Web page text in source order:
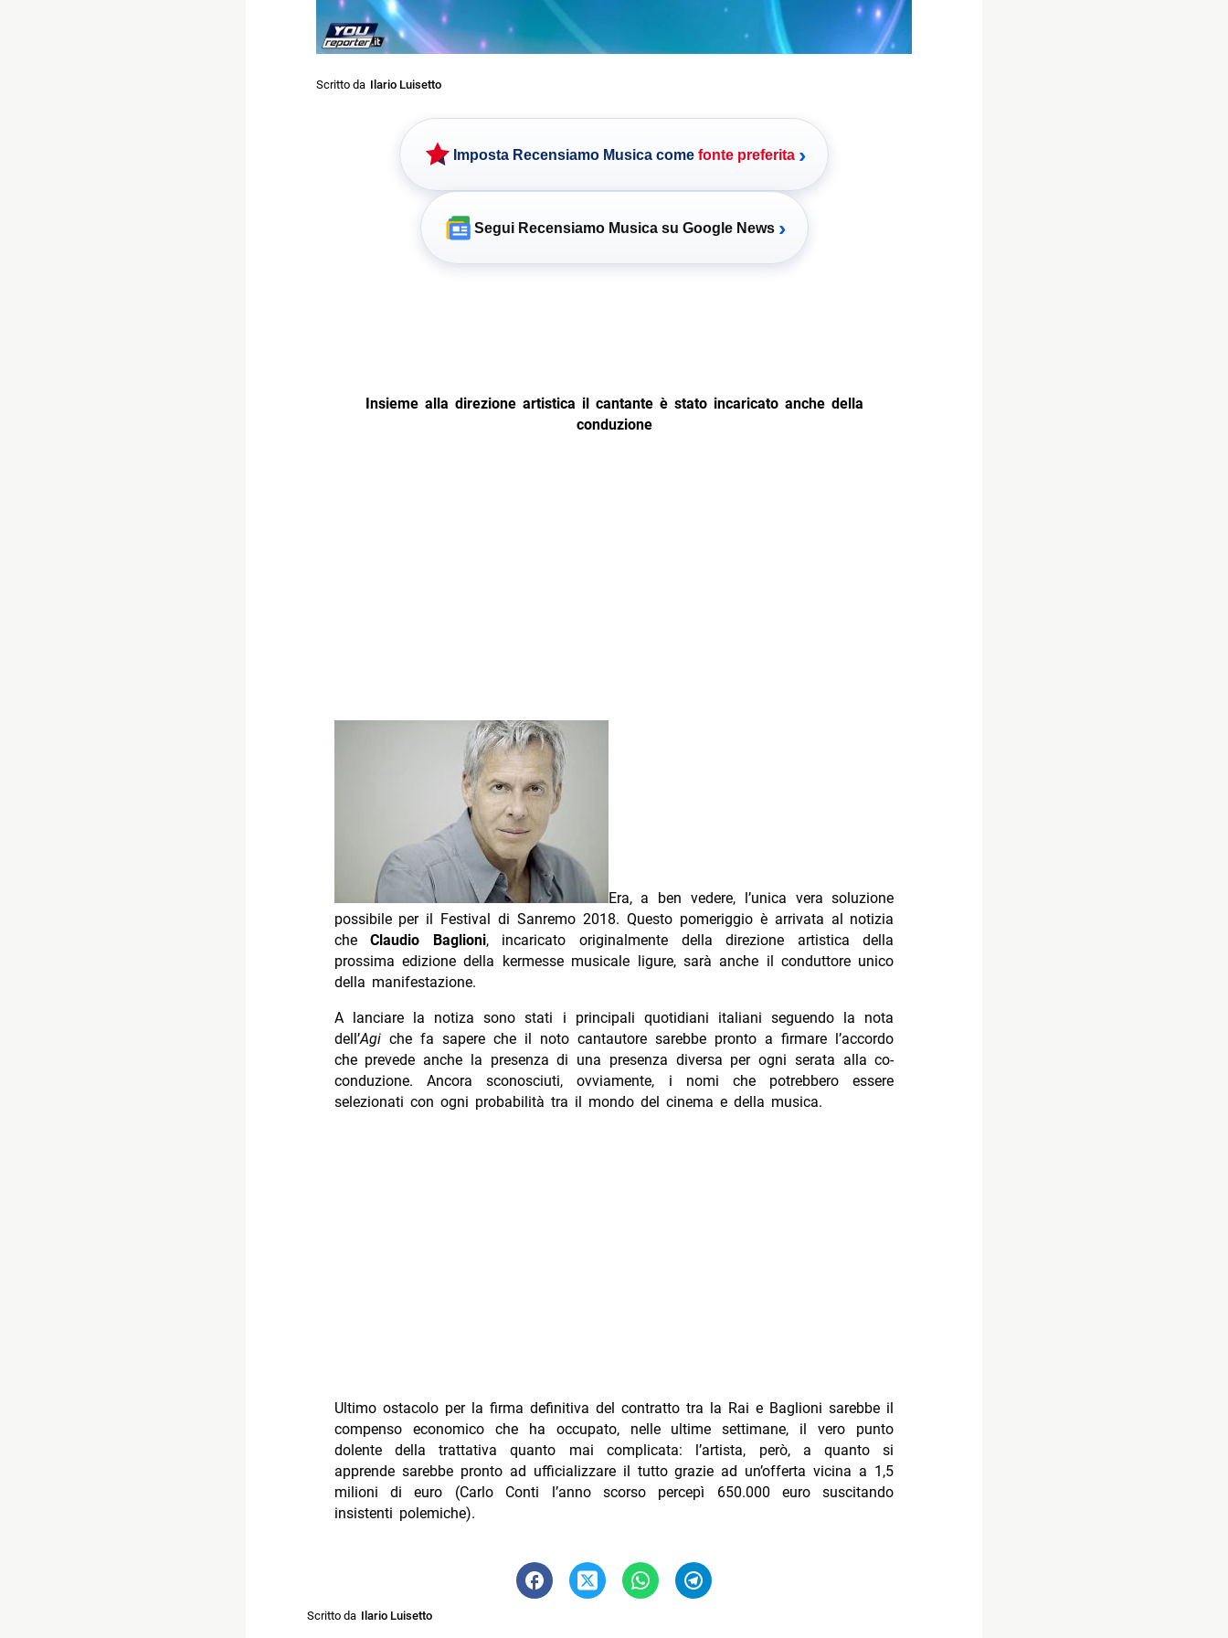
Scritto da Ilario Luisetto
Imposta Recensiamo Musica come fonte preferita ›
Segui Recensiamo Musica su Google News ›
Insieme alla direzione artistica il cantante è stato incaricato anche della
conduzione
Era, a ben vedere, l’unica vera soluzione
possibile per il Festival di Sanremo 2018. Questo pomeriggio è arrivata al notizia
cheClaudio Baglioni, incaricato originalmente della direzione artistica della
prossima edizione della kermesse musicale ligure, sarà anche il conduttore unico
della manifestazione.
A lanciare la notiza sono stati i principali quotidiani italiani seguendo la nota
dell’Agi che fa sapere che il noto cantautore sarebbe pronto a firmare l’accordo
che prevede anche la presenza di una presenza diversa per ogni serata alla co-
conduzione. Ancora sconosciuti, ovviamente, i nomi che potrebbero essere
selezionati con ogni probabilità tra il mondo del cinema e della musica.
Ultimo ostacolo per la firma definitiva del contratto tra la Rai e Baglioni sarebbe il
compenso economico che ha occupato, nelle ultime settimane, il vero punto
dolente della trattativa quanto mai complicata: l’artista, però, a quanto si
apprende sarebbe pronto ad ufficializzare il tutto grazie ad un’offerta vicina a 1,5
milioni di euro (Carlo Conti l’anno scorso percepì 650.000 euro suscitando
insistenti polemiche).
Scritto da Ilario Luisetto